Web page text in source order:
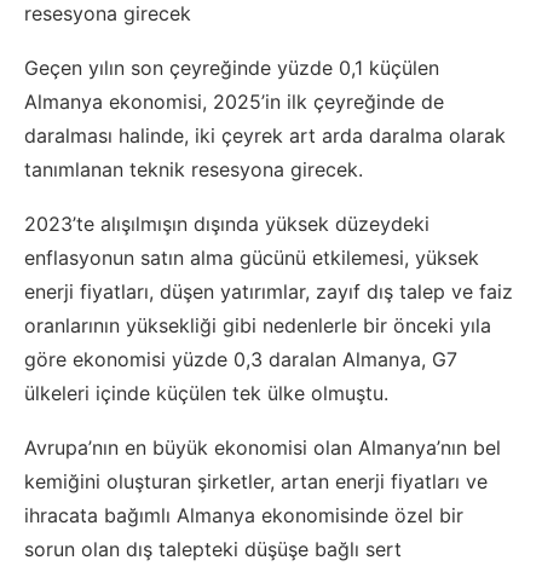
resesyona girecek
Geçen yılın son çeyreğinde yüzde 0,1 küçülen
Almanya ekonomisi, 2025’in ilk çeyreğinde de
daralması halinde, iki çeyrek art arda daralma olarak
tanımlanan teknik resesyona girecek.
2023’te alışılmışın dışında yüksek düzeydeki
enflasyonun satın alma gücünü etkilemesi, yüksek
enerji fiyatları, düşen yatırımlar, zayıf dış talep ve faiz
oranlarının yüksekliği gibi nedenlerle bir önceki yıla
göre ekonomisi yüzde 0,3 daralan Almanya, G7
ülkeleri içinde küçülen tek ülke olmuştu.
Avrupa’nın en büyük ekonomisi olan Almanya’nın bel
kemiğini oluşturan şirketler, artan enerji fiyatları ve
ihracata bağımlı Almanya ekonomisinde özel bir
sorun olan dış talepteki düşüşe bağlı sert